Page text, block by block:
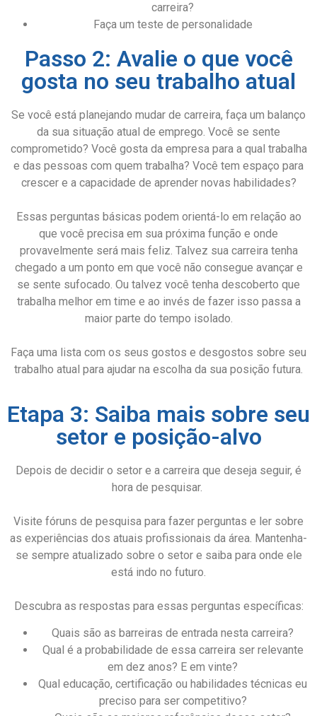
carreira?
Faça um teste de personalidade
Passo 2: Avalie o que você
gosta no seu trabalho atual
Se você está planejando mudar de carreira, faça um balanço
da sua situação atual de emprego. Você se sente
comprometido? Você gosta da empresa para a qual trabalha
e das pessoas com quem trabalha? Você tem espaço para
crescer e a capacidade de aprender novas habilidades?
Essas perguntas básicas podem orientá-lo em relação ao
que você precisa em sua próxima função e onde
provavelmente será mais feliz. Talvez sua carreira tenha
chegado a um ponto em que você não consegue avançar e
se sente sufocado. Ou talvez você tenha descoberto que
trabalha melhor em time e ao invés de fazer isso passa a
maior parte do tempo isolado.
Faça uma lista com os seus gostos e desgostos sobre seu
trabalho atual para ajudar na escolha da sua posição futura.
Etapa 3: Saiba mais sobre seu
setor e posição-alvo
Depois de decidir o setor e a carreira que deseja seguir, é
hora de pesquisar.
Visite fóruns de pesquisa para fazer perguntas e ler sobre
as experiências dos atuais profissionais da área. Mantenha-
se sempre atualizado sobre o setor e saiba para onde ele
está indo no futuro.
Descubra as respostas para essas perguntas específicas:
Quais são as barreiras de entrada nesta carreira?
Qual é a probabilidade de essa carreira ser relevante
em dez anos? E em vinte?
Qual educação, certificação ou habilidades técnicas eu
preciso para ser competitivo?